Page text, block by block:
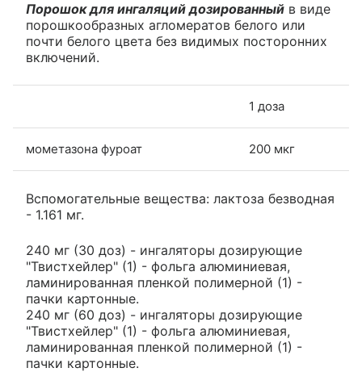
Порошок для ингаляций дозированный в виде
порошкообразных агломератов белого или
почти белого цвета без видимых посторонних
включений.
1 доза
мометазона фуроат 200 мкг
Вспомогательные вещества: лактоза безводная
- 1.161 мг.
240 мг (30 доз) - ингаляторы дозирующие
"Твистхейлер" (1) - фольга алюминиевая,
ламинированная пленкой полимерной (1) -
пачки картонные.
240 мг (60 доз) - ингаляторы дозирующие
"Твистхейлер" (1) - фольга алюминиевая,
ламинированная пленкой полимерной (1) -
пачки картонные.